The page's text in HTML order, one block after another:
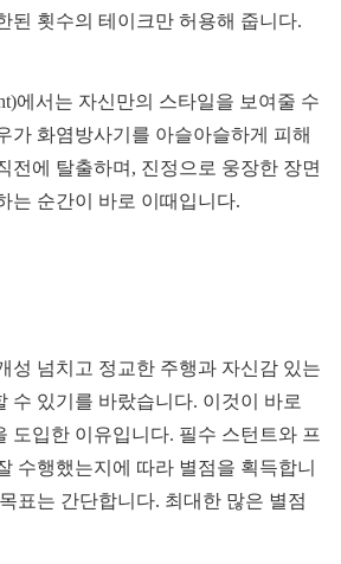
된 횟수의 테이크만 허용해 줍니다.
에서는 자신만의 스타일을 보여줄 수
가 화염방사기를 아슬아슬하게 피해
전에 탈출하며, 진정으로 웅장한 장면
는 순간이 바로 이때입니다.
성 넘치고 정교한 주행과 자신감 있는
수 있기를 바랐습니다. 이것이 바로
도입한 이유입니다. 필수 스턴트와 프
수행했는지에 따라 별점을 획득합니
표는 간단합니다. 최대한 많은 별점